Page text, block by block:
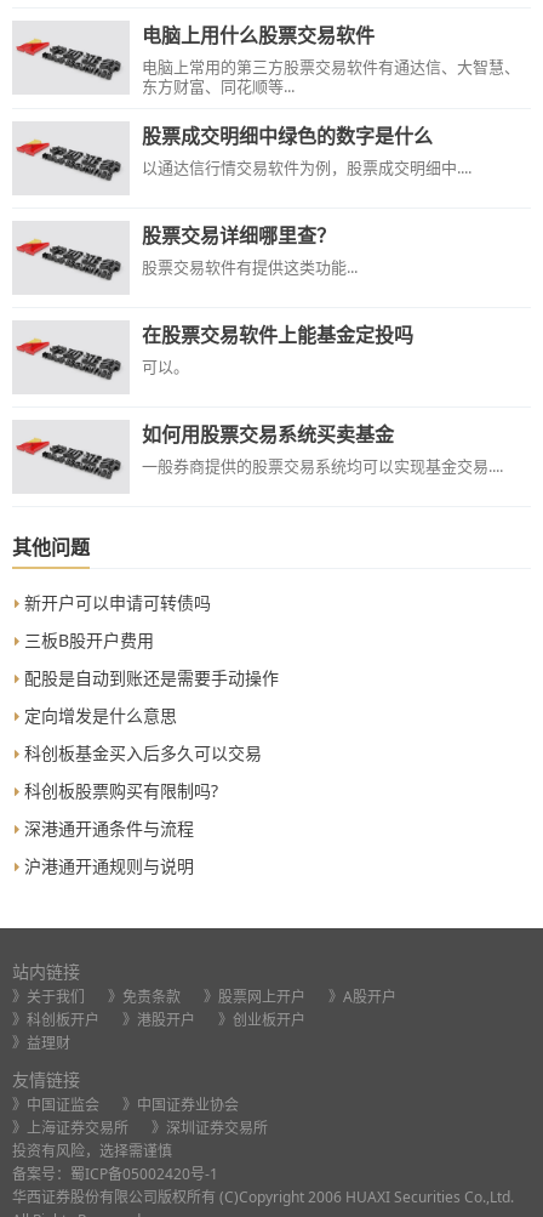
电脑上用什么股票交易软件
电脑上常用的第三方股票交易软件有通达信、大智慧、
东方财富、同花顺等...
股票成交明细中绿色的数字是什么
以通达信行情交易软件为例，股票成交明细中....
股票交易详细哪里查？
股票交易软件有提供这类功能...
在股票交易软件上能基金定投吗
可以。
如何用股票交易系统买卖基金
一般券商提供的股票交易系统均可以实现基金交易....
其他问题
新开户可以申请可转债吗
三板B股开户费用
配股是自动到账还是需要手动操作
定向增发是什么意思
科创板基金买入后多久可以交易
科创板股票购买有限制吗?
深港通开通条件与流程
沪港通开通规则与说明
站内链接
》关于我们 》免责条款 》股票网上开户
》A股开户
》科创板开户
》港股开户
》创业板开户
》益理财
友情链接
》中国证监会
》中国证券业协会
》上海证券交易所
》深圳证券交易所
投资有风险，选择需谨慎
备案号： 蜀ICP备05002420号-1
华西证券股份有限公司版权所有 (C)Copyright 2006 HUAXI Securities Co.,Ltd.